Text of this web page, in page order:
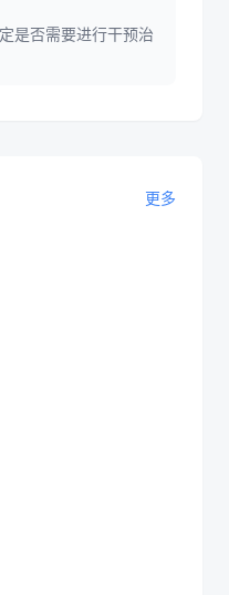
是否需要进行干预治
更多